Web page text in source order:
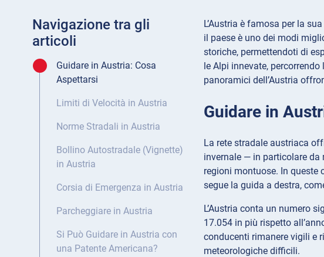
Navigazione tra gli
articoli
Guidare in Austria: Cosa
Aspettarsi
Limiti di Velocità in Austria
Norme Stradali in Austria
Bollino Autostradale (Vignette)
in Austria
Corsia di Emergenza in Austria
Parcheggiare in Austria
Si Può Guidare in Austria con
una Patente Americana?
L’Austria è famosa per la
il paese è uno dei modi
storiche, permettendoti di
le Alpi innevate,
panoramici dell’Austria
Guidare in
La rete stradale austriaca
invernale — in particolare da
regioni montuose. In queste
segue la guida a destra,
L’Austria conta un numero
17.054 in più rispetto
conducenti rimanere vigili e
meteorologiche difficili.